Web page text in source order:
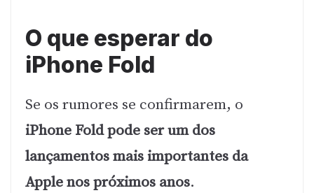
O que esperar do
iPhone Fold
Se os rumores se confirmarem, o
iPhone Fold pode ser um dos
lançamentos mais importantes da
Apple nos próximos anos.